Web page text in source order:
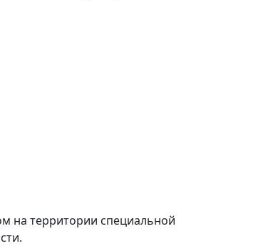
на территории специальной